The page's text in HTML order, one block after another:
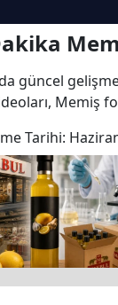
güncel
Memiş
Tarihi: